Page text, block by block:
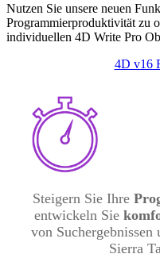
Nutzen Sie unsere neuen
Programmierproduktivität zu
individuellen 4D Write Pro
4D v16
Steigern Sie Ihre
entwickeln Sie
von
Sierra